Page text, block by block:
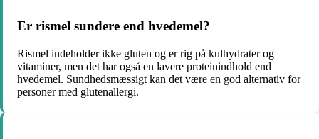
Er rismel sundere end hvedemel?
Rismel indeholder ikke gluten og er rig på kulhydrater og
vitaminer, men det har også en lavere proteinindhold end
hvedemel. Sundhedsmæssigt kan det være en god alternativ for
personer med glutenallergi.